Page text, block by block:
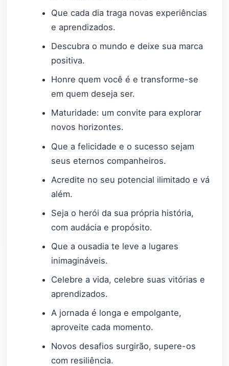
Que cada dia traga novas experiências
e aprendizados.
Descubra o mundo e deixe sua marca
positiva.
Honre quem você é e transforme-se
em quem deseja ser.
Maturidade: um convite para explorar
novos horizontes.
Que a felicidade e o sucesso sejam
seus eternos companheiros.
Acredite no seu potencial ilimitado e vá
além.
Seja o herói da sua própria história,
com audácia e propósito.
Que a ousadia te leve a lugares
inimagináveis.
Celebre a vida, celebre suas vitórias e
aprendizados.
A jornada é longa e empolgante,
aproveite cada momento.
Novos desafios surgirão, supere-os
com resiliência.